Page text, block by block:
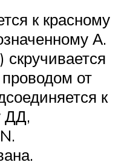
к красному
А.
от
к
ДД,